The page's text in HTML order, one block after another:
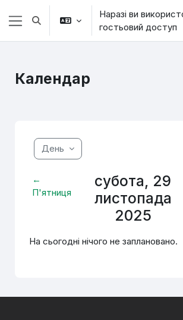
Перейти до головного вмісту
Бокова панель
Переключити введення пошуку
Наразі ви
гостьовий доступ
Календар
День
←
П'ятниця
субота, 29
листопада
2025
На сьогодні нічого не заплановано.